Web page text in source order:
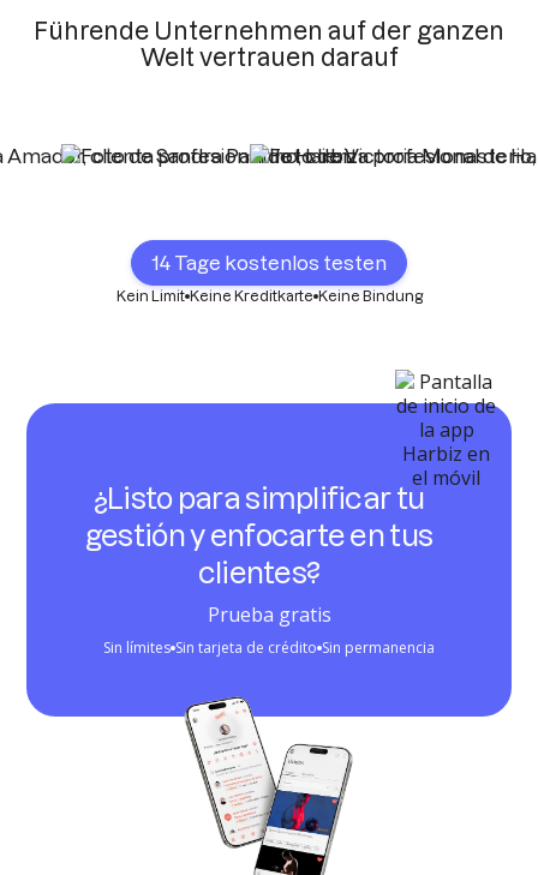
Führende Unternehmen auf der ganzen
Welt vertrauen darauf
14 Tage kostenlos testen
Kein Limit Keine Kreditkarte Keine Bindung
¿Listo para simplificar tu
gestión y enfocarte en tus
clientes?
Prueba gratis
Sin límites Sin tarjeta de crédito Sin permanencia